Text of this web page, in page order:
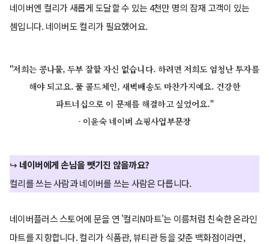
네이버엔 컬리가 새롭게 도달할 수 있는 4천만 명의 잠재 고객이 있는
셈입니다. 네이버도 컬리가 필요했어요.
"저희는 콩나물, 두부 잘할 자신 없습니다. 하려면 저희도 엄청난 투자를
해야 되고요. 풀 콜드체인, 새벽배송도 마찬가지예요. 건강한
파트너십으로 이 문제를 해결하고 싶었어요."
- 이윤숙 네이버 쇼핑사업부문장
↪ 네이버에게 손님을 뺏기진 않을까요?
컬리를 쓰는 사람과 네이버를 쓰는 사람은 다릅니다.
네이버플러스 스토어에 문을 연 '컬리N마트'는 이름처럼 친숙한 온라인
마트를 지향합니다. 컬리가 식품관, 뷰티관 등을 갖춘 백화점이라면,